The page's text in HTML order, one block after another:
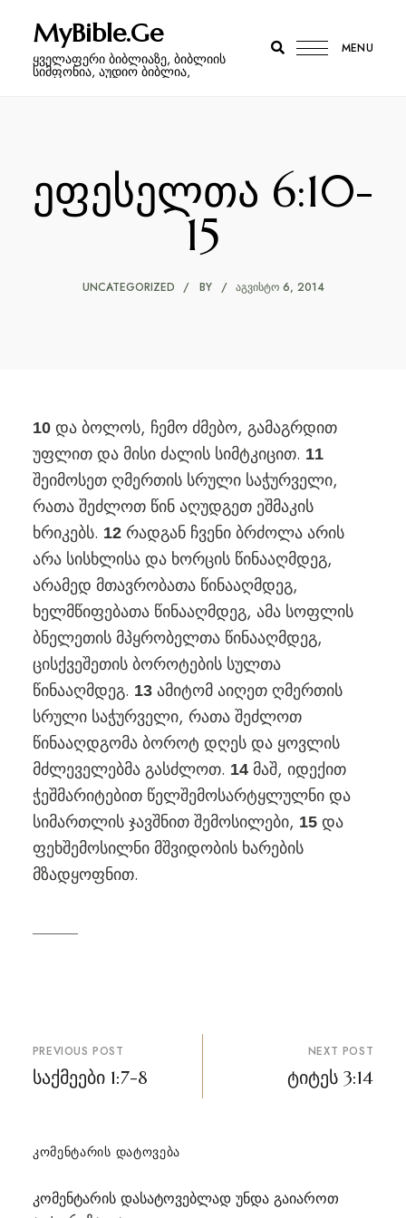
MyBible.Ge
ყველაფერი ბიბლიაზე, ბიბლიის
სიმფონია, აუდიო ბიბლია,
MENU
ეფესელთა 6:10-
15
UNCATEGORIZED BY ᲐᲒᲕᲘᲡᲢᲝ 6, 2014
10 და ბოლოს, ჩემო ძმებო, გამაგრდით
უფლით და მისი ძალის სიმტკიცით. 11
შეიმოსეთ ღმერთის სრული საჭურველი,
რათა შეძლოთ წინ აღუდგეთ ეშმაკის
ხრიკებს. 12 რადგან ჩვენი ბრძოლა არის
არა სისხლისა და ხორცის წინააღმდეგ,
არამედ მთავრობათა წინააღმდეგ,
ხელმწიფებათა წინააღმდეგ, ამა სოფლის
ბნელეთის მპყრობელთა წინააღმდეგ,
ცისქვეშეთის ბოროტების სულთა
წინააღმდეგ. 13 ამიტომ აიღეთ ღმერთის
სრული საჭურველი, რათა შეძლოთ
წინააღდგომა ბოროტ დღეს და ყოვლის
მძლეველებმა გასძლოთ. 14 მაშ, იდექით
ჭეშმარიტებით წელშემოსარტყლულნი და
სიმართლის ჯავშნით შემოსილები, 15 და
ფეხშემოსილნი მშვიდობის ხარების
მზადყოფნით.
პოსტის
ნავიგაცია
PREVIOUS POST
საქმეები 1:7-8
NEXT POST
ტიტეს 3:14
ᲙᲝᲛᲔᲜᲢᲐᲠᲘᲡ ᲓᲐᲢᲝᲕᲔᲑᲐ
კომენტარის დასატოვებლად უნდა გაიაროთ